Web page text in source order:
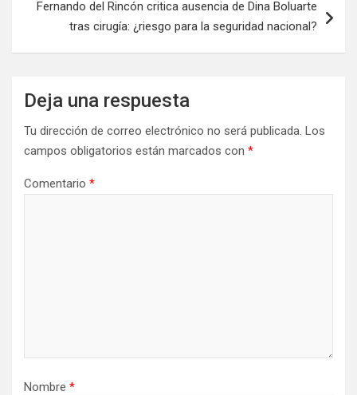
Fernando del Rincón critica ausencia de Dina Boluarte
tras cirugía: ¿riesgo para la seguridad nacional?
Deja una respuesta
Tu dirección de correo electrónico no será publicada. Los
campos obligatorios están marcados con *
Comentario *
Nombre *